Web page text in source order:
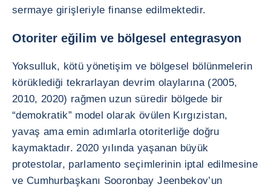
sermaye girişleriyle finanse edilmektedir.
Otoriter eğilim ve bölgesel entegrasyon
Yoksulluk, kötü yönetişim ve bölgesel bölünmelerin
körüklediği tekrarlayan devrim olaylarına (2005,
2010, 2020) rağmen uzun süredir bölgede bir
“demokratik” model olarak övülen Kırgızistan,
yavaş ama emin adımlarla otoriterliğe doğru
kaymaktadır. 2020 yılında yaşanan büyük
protestolar, parlamento seçimlerinin iptal edilmesine
ve Cumhurbaşkanı Sooronbay Jeenbekov’un